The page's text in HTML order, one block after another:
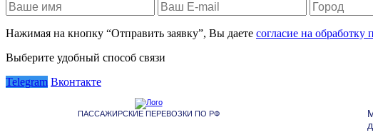
Нажимая на кнопку “Отправить заявку”, Вы даете согласие на
Выберите удобный способ связи
Telegram Вконтакте
ПАССАЖИРСКИЕ ПЕРЕВОЗКИ ПО РФ